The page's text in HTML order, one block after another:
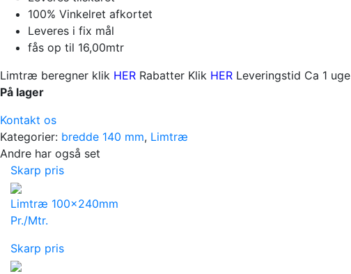
100% Vinkelret afkortet
Leveres i fix mål
fås op til 16,00mtr
Limtræ beregner klik HER Rabatter Klik HER Leveringstid Ca 1 uge
På lager
Kontakt os
Kategorier: bredde 140 mm, Limtræ
Andre har også set
Skarp pris
Limtræ 100x240mm
Pr./Mtr.
Skarp pris